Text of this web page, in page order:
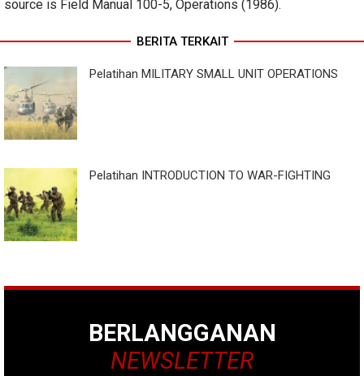
source is Field Manual 100-5, Operations (1986).
BERITA TERKAIT
Pelatihan MILITARY SMALL UNIT OPERATIONS
Pelatihan INTRODUCTION TO WAR-FIGHTING
BERLANGGANAN
NEWSLETTER